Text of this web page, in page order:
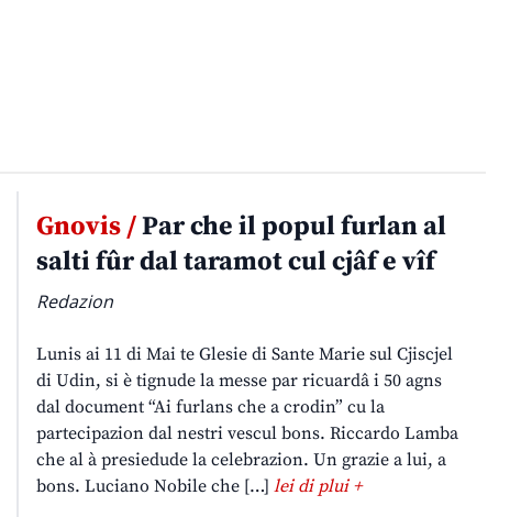
Gnovis /Par che il popul furlan al
salti fûr dal taramot cul cjâf e vîf
Redazion
Lunis ai 11 di Mai te Glesie di Sante Marie sul Cjiscjel
di Udin, si è tignude la messe par ricuardâ i 50 agns
dal document “Ai furlans che a crodin” cu la
partecipazion dal nestri vescul bons. Riccardo Lamba
che al à presiedude la celebrazion. Un grazie a lui, a
bons. Luciano Nobile che […]lei di plui +